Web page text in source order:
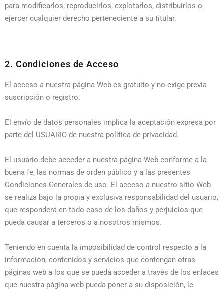
para modificarlos, reproducirlos, explotarlos, distribuirlos o
ejercer cualquier derecho perteneciente a su titular.
2. Condiciones de Acceso
El acceso a nuestra página Web es gratuito y no exige previa
suscripción o registro.
El envío de datos personales implica la aceptación expresa por
parte del USUARIO de nuestra política de privacidad.
El usuario debe acceder a nuestra página Web conforme a la
buena fe, las normas de orden público y a las presentes
Condiciones Generales de uso. El acceso a nuestro sitio Web
se realiza bajo la propia y exclusiva responsabilidad del usuario,
que responderá en todo caso de los daños y perjuicios que
pueda causar a terceros o a nosotros mismos.
Teniendo en cuenta la imposibilidad de control respecto a la
información, contenidos y servicios que contengan otras
páginas web a los que se pueda acceder a través de los enlaces
que nuestra página web pueda poner a su disposición, le